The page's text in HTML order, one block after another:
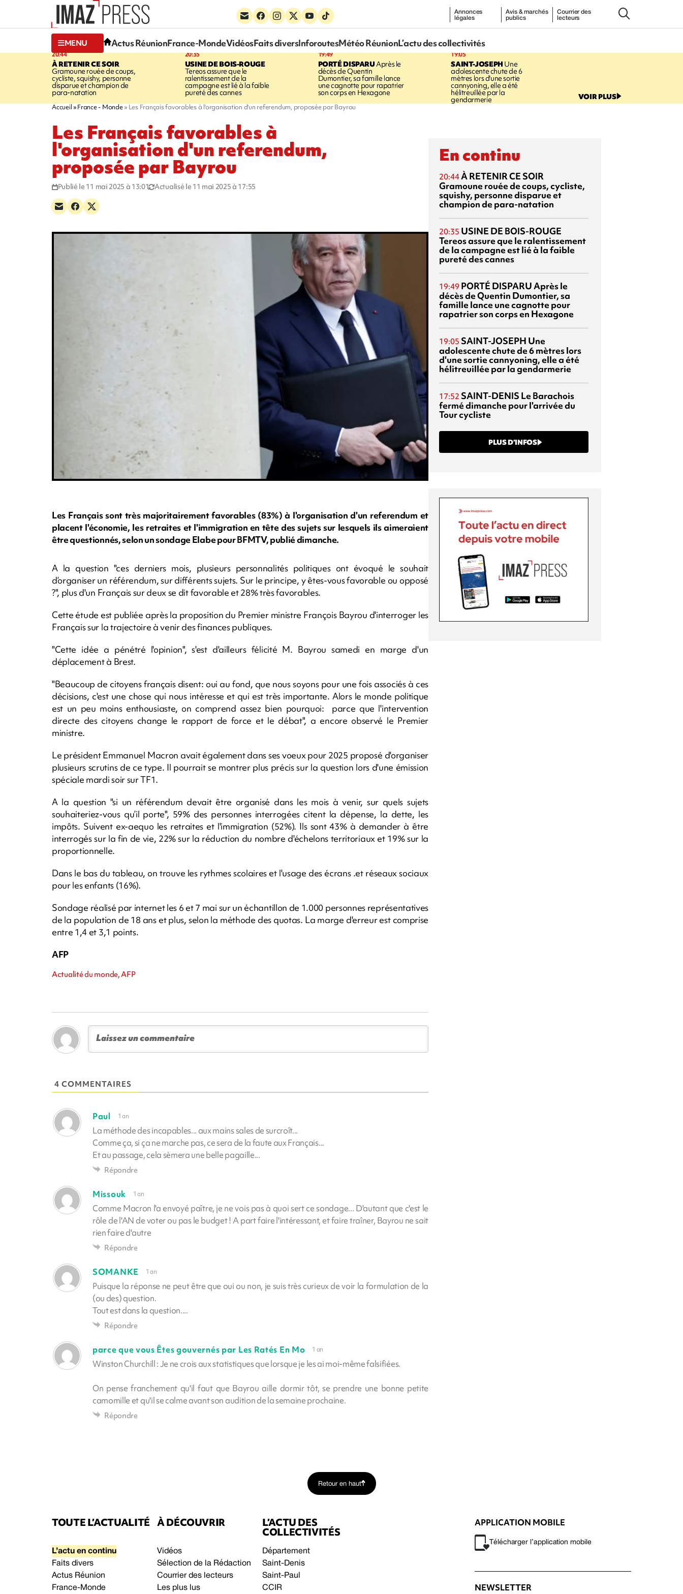
Annonces
légales
Avis & marchés
publics
Courrier des
lecteurs
MENU Actus RéunionFrance-MondeVidéosFaits diversInforoutesMétéo RéunionL’actu des collectivités
20:44
À RETENIR CE SOIR
Gramoune rouée de coups,
cycliste, squishy, personne
disparue et champion de
para-natation
20:35
USINE DE BOIS-ROUGE
Tereos assure que le
ralentissement de la
campagne est lié à la faible
pureté des cannes
19:49
PORTÉ DISPARUAprès le
décès de Quentin
Dumontier, sa famille lance
une cagnotte pour rapatrier
son corps en Hexagone
19:05
SAINT-JOSEPHUne
adolescente chute de 6
mètres lors d'une sortie
cannyoning, elle a été
hélitreuillée par la
gendarmerie VOIR PLUS
Accueil France - Monde Les Français favorables à l'organisation d'un referendum, proposée par Bayrou
Les Français favorables à
l'organisation d'un referendum,
proposée par Bayrou
Publié le 11 mai 2025 à 13:01 Actualisé le 11 mai 2025 à 17:55
Les Français sont très majoritairement favorables (83%) à l'organisation d'un referendum et
placent l'économie, les retraites et l'immigration en tête des sujets sur lesquels ils aimeraient
être questionnés, selon un sondage Elabe pour BFMTV, publié dimanche.
A la question "ces derniers mois, plusieurs personnalités politiques ont évoqué le souhait
d’organiser un référendum, sur différents sujets. Sur le principe, y êtes-vous favorable ou opposé
?", plus d'un Français sur deux se dit favorable et 28% très favorables.
Cette étude est publiée après la proposition du Premier ministre François Bayrou d'interroger les
Français sur la trajectoire à venir des finances publiques.
"Cette idée a pénétré l'opinion", s'est d'ailleurs félicité M. Bayrou samedi en marge d'un
déplacement à Brest.
"Beaucoup de citoyens français disent: oui au fond, que nous soyons pour une fois associés à ces
décisions, c'est une chose qui nous intéresse et qui est très importante. Alors le monde politique
est un peu moins enthousiaste, on comprend assez bien pourquoi: parce que l'intervention
directe des citoyens change le rapport de force et le débat", a encore observé le Premier
ministre.
Le président Emmanuel Macron avait également dans ses voeux pour 2025 proposé d'organiser
plusieurs scrutins de ce type. Il pourrait se montrer plus précis sur la question lors d'une émission
spéciale mardi soir sur TF1.
A la question "si un référendum devait être organisé dans les mois à venir, sur quels sujets
souhaiteriez-vous qu’il porte", 59% des personnes interrogées citent la dépense, la dette, les
impôts. Suivent ex-aequo les retraites et l'immigration (52%). Ils sont 43% à demander à être
interrogés sur la fin de vie, 22% sur la réduction du nombre d'échelons territoriaux et 19% sur la
proportionnelle.
Dans le bas du tableau, on trouve les rythmes scolaires et l'usage des écrans .et réseaux sociaux
pour les enfants (16%).
Sondage réalisé par internet les 6 et 7 mai sur un échantillon de 1.000 personnes représentatives
de la population de 18 ans et plus, selon la méthode des quotas. La marge d'erreur est comprise
entre 1,4 et 3,1 points.
AFP
Actualité du monde, AFP
4 COMMENTAIRES
Paul 1 an
La méthode des incapables... aux mains sales de surcroît...
Comme ça, si ça ne marche pas, ce sera de la faute aux Français...
Et au passage, cela sèmera une belle pagaille...
Répondre
Missouk 1 an
Comme Macron l'a envoyé paître, je ne vois pas à quoi sert ce sondage... D'autant que c'est le
rôle de l'AN de voter ou pas le budget ! A part faire l'intéressant, et faire traîner, Bayrou ne sait
rien faire d'autre
Répondre
SOMANKE 1 an
Puisque la réponse ne peut être que oui ou non, je suis très curieux de voir la formulation de la
(ou des) question.
Tout est dans la question....
Répondre
parce que vous Êtes gouvernés par Les Ratés En Mo 1 an
Winston Churchill : Je ne crois aux statistiques que lorsque je les ai moi-même falsifiées.
On pense franchement qu'il faut que Bayrou aille dormir tôt, se prendre une bonne petite
camomille et qu'il se calme avant son audition de la semaine prochaine.
Répondre
En continu
20:44À RETENIR CE SOIR
Gramoune rouée de coups, cycliste,
squishy, personne disparue et
champion de para-natation
20:35 USINE DE BOIS-ROUGE
Tereos assure que le ralentissement
de la campagne est lié à la faible
pureté des cannes
19:49 PORTÉ DISPARUAprès le
décès de Quentin Dumontier, sa
famille lance une cagnotte pour
rapatrier son corps en Hexagone
19:05 SAINT-JOSEPH Une
adolescente chute de 6 mètres lors
d'une sortie cannyoning, elle a été
hélitreuillée par la gendarmerie
17:52 SAINT-DENIS Le Barachois
fermé dimanche pour l'arrivée du
Tour cycliste
PLUS D’INFOS
Retour en haut
TOUTE L’ACTUALITÉ
L’actu en continu
Faits divers
Actus Réunion
France-Monde
À DÉCOUVRIR
Vidéos
Sélection de la Rédaction
Courrier des lecteurs
Les plus lus
L’ACTU DES
COLLECTIVITÉS
Département
Saint-Denis
Saint-Paul
CCIR
APPLICATION MOBILE
Télécharger l’application mobile
NEWSLETTER